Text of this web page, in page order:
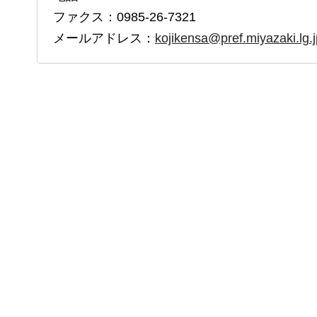
ファクス：0985-26-7321
メールアドレス：